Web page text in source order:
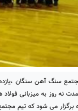
سنگ آهن سنگان
از مورخ ۹۷/۹/۲۰ به مدت نه روز به